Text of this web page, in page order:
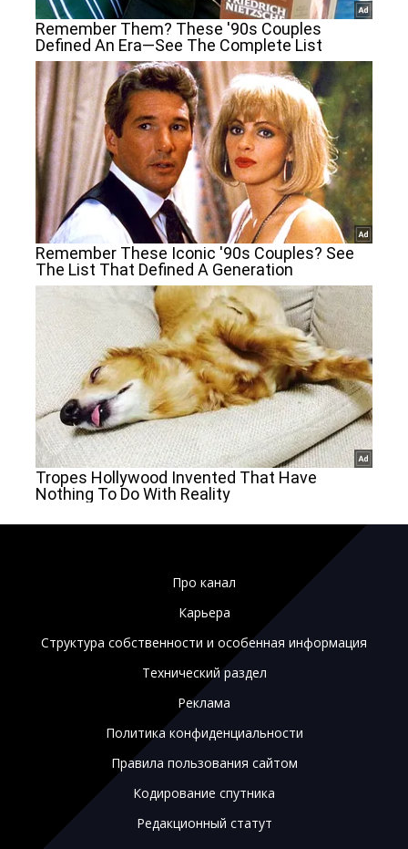
Про канал
Карьера
Структура собственности и особенная информация
Технический раздел
Реклама
Политика конфиденциальности
Правила пользования сайтом
Кодирование спутника
Редакционный статут